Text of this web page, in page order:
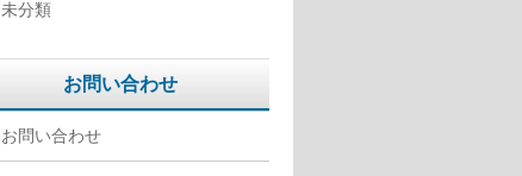
未分類
お問い合わせ
お問い合わせ